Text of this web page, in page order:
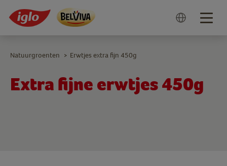
Extra fijne erwtjes 450g
Natuurgroenten > Erwtjes extra fijn 450g